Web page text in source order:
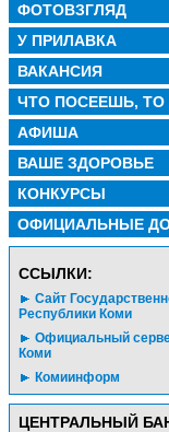
ФОТОВЗГЛЯД
У ПРИЛАВКА
ВАКАНСИЯ
ЧТО ПОСЕЕШЬ,
АФИША
ВАШЕ ЗДОРОВЬЕ
КОНКУРСЫ
ОФИЦИАЛЬНЫЕ
CСЫЛКИ:
Сайт
Республики Коми
Официальный
Коми
Комиинформ
ЦЕНТРАЛЬНЫЙ